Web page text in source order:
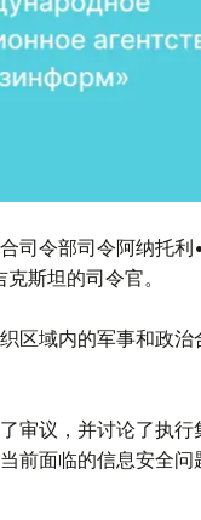
司令部司令阿纳托
斯坦的司令官。
区域内的军事和政
审议，并讨论了执
前面临的信息安全问